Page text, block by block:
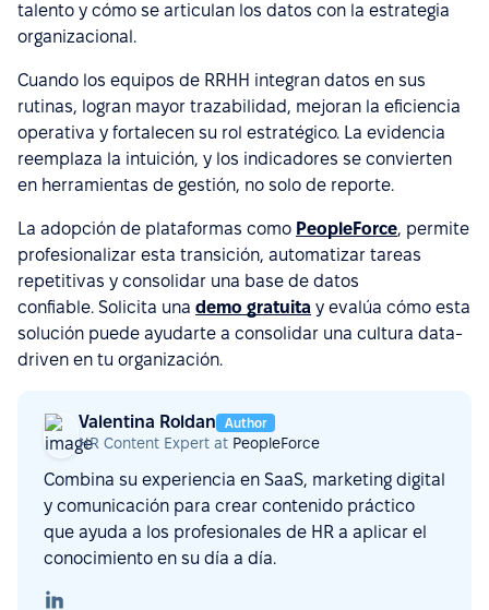
talento y cómo se articulan los datos con la estrategia
organizacional.
Cuando los equipos de RRHH integran datos en sus
rutinas, logran mayor trazabilidad, mejoran la eficiencia
operativa y fortalecen su rol estratégico. La evidencia
reemplaza la intuición, y los indicadores se convierten
en herramientas de gestión, no solo de reporte.
La adopción de plataformas como PeopleForce, permite
profesionalizar esta transición, automatizar tareas
repetitivas y consolidar una base de datos
confiable. Solicita una demo gratuita y evalúa cómo esta
solución puede ayudarte a consolidar una cultura data-
driven en tu organización.
Valentina Roldan Author
HR Content Expert at PeopleForce
Combina su experiencia en SaaS, marketing digital
y comunicación para crear contenido práctico
que ayuda a los profesionales de HR a aplicar el
conocimiento en su día a día.